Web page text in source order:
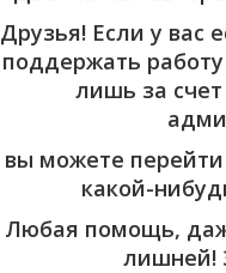
Друзья! Если у вас
поддержать
лишь за
вы можете
какой-
Любая помощь,
лишней!